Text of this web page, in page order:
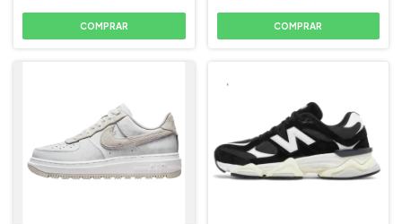
COMPRAR COMPRAR